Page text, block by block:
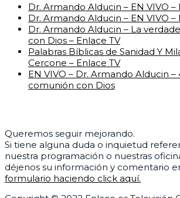
Dr. Armando Alducin – EN VIVO –
Dr. Armando Alducin – EN VIVO –
Dr. Armando Alducin – La
con Dios – Enlace TV
Palabras Bíblicas de Sanidad Y
Cercone – Enlace TV
EN VIVO – Dr. Armando Alducin
comunión con Dios
Queremos seguir mejorando.
Si tiene alguna duda o inquietud
nuestra programación o nuestras
déjenos su información y comentario
formulario haciendo click aquí.